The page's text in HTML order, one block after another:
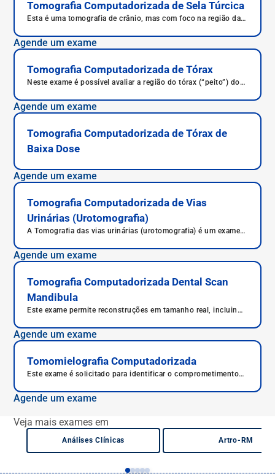
Tomografia Computadorizada de Sela Túrcica
Esta é uma tomografia de crânio, mas com foco na região da
Agende um exame
Tomografia Computadorizada de Tórax
Neste exame é possível avaliar a região do tórax (“peito”) do
sanguíneos da região e parcialmente a parte gordurosa.
Agende um exame
Tomografia Computadorizada de Tórax de
Baixa Dose
Agende um exame
Tomografia Computadorizada de Vias
Urinárias (Urotomografia)
A Tomografia das vias urinárias (urotomografia) é um exame
diagnosticar cálculos, tumores e malformações.
Agende um exame
Tomografia Computadorizada Dental Scan
Mandibula
Este exame permite reconstruções em tamanho real, incluindo
Agende um exame
Tomomielografia Computadorizada
Este exame é solicitado para identificar o comprometimento
membros superiores.
Agende um exame
Veja mais exames em
Análises Clínicas Artro-RM